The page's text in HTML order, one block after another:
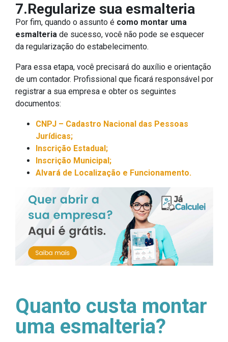
7.Regularize sua esmalteria
Por fim, quando o assunto é como montar uma
esmalteria de sucesso, você não pode se esquecer
da regularização do estabelecimento.
Para essa etapa, você precisará do auxílio e orientação
de um contador. Profissional que ficará responsável por
registrar a sua empresa e obter os seguintes
documentos:
CNPJ – Cadastro Nacional das Pessoas
Jurídicas;
Inscrição Estadual;
Inscrição Municipal;
Alvará de Localização e Funcionamento.
Quanto custa montar
uma esmalteria?